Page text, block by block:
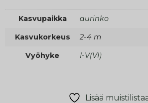
Kasvupaikka aurinko
Kasvukorkeus 2-4 m
Vyöhyke I-V(VI)
Lisää